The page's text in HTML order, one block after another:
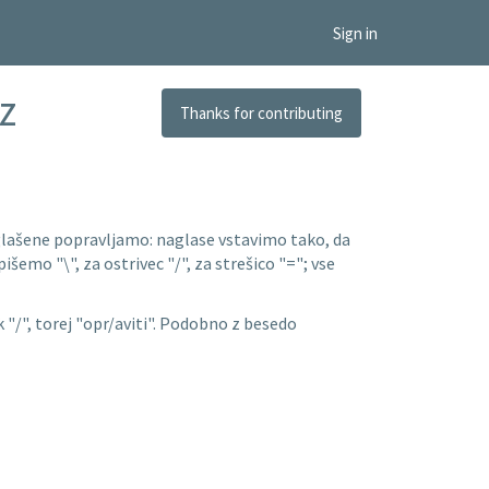
Sign in
Thanks for contributing
popravljamo: naglase vstavimo tako, da
"\", za ostrivec "/", za strešico "="; vse
"/", torej "opr/aviti". Podobno z besedo